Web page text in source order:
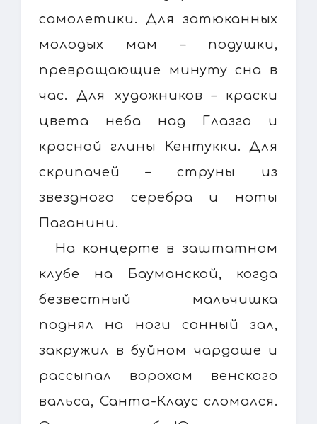
самолетики. Для затюканных
молодых мам – подушки,
превращающие минуту сна в
час. Для художников – краски
цвета неба над Глазго и
красной глины Кентукки. Для
скрипачей – струны из
звездного серебра и ноты
Паганини.
На концерте в заштатном
клубе на Бауманской, когда
безвестный мальчишка
поднял на ноги сонный зал,
закружил в буйном чардаше и
рассыпал ворохом венского
вальса, Санта-Клаус сломался.